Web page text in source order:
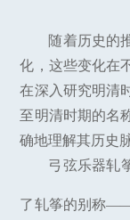
随着历史的
化，这些变化在
在深入研究明清
至明清时期的名
确地理解其历史
弓弦乐器轧
了轧筝的别称